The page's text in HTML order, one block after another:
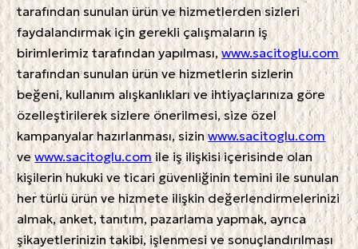
tarafından sunulan ürün ve hizmetlerden sizleri
faydalandırmak için gerekli çalışmaların iş
birimlerimiz tarafından yapılması,www.sacitoglu.com
tarafından sunulan ürün ve hizmetlerin sizlerin
beğeni, kullanım alışkanlıkları ve ihtiyaçlarınıza göre
özelleştirilerek sizlere önerilmesi, size özel
kampanyalar hazırlanması, sizinwww.sacitoglu.com
vewww.sacitoglu.com ile iş ilişkisi içerisinde olan
kişilerin hukuki ve ticari güvenliğinin temini ile sunulan
her türlü ürün ve hizmete ilişkin değerlendirmelerinizi
almak, anket, tanıtım, pazarlama yapmak, ayrıca
şikayetlerinizin takibi, işlenmesi ve sonuçlandırılması